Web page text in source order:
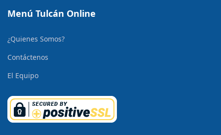
Menú Tulcán Online
¿Quienes Somos?
Contáctenos
El Equipo